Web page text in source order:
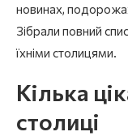
новинах,
Зібрали повний
їхніми столицями.
Кілька
столиці